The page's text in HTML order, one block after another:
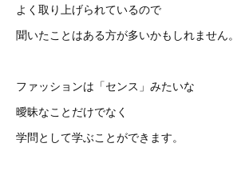
よく取り上げられているので
聞いたことはある方が多いかもしれません。
ファッションは「センス」みたいな
曖昧なことだけでなく
学問として学ぶことができます。